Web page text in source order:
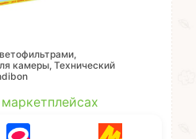
камеры, Технический